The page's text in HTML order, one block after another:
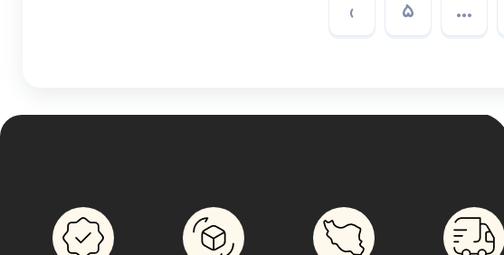
…
5
›